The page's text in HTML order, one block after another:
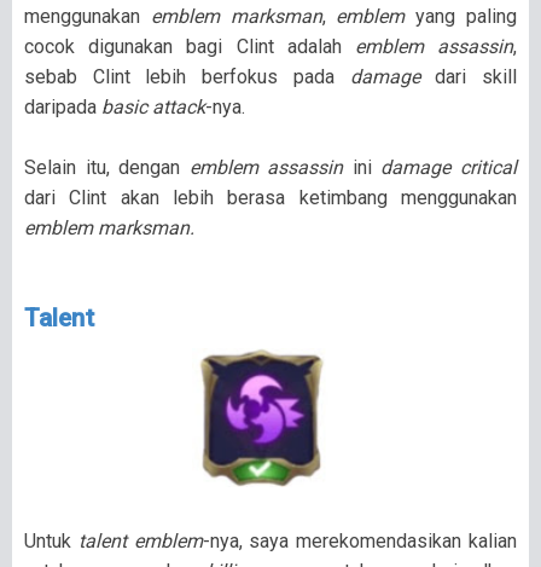
menggunakan emblem marksman, emblemyang paling
cocok digunakan bagi Clint adalah emblem assassin,
sebab Clint lebih berfokus pada damagedari skill
daripada basic attack-nya.
Selain itu, dengan emblem assassinini damage critical
dari Clint akan lebih berasa ketimbang menggunakan
emblem marksman.
Talent
Untuk talent emblem-nya, saya merekomendasikan kalian